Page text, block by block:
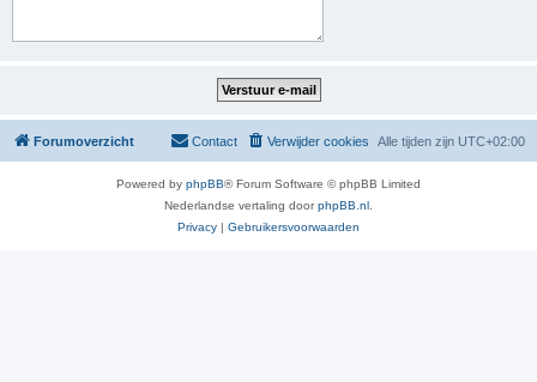
Forumoverzicht Alle tijden zijn UTC+02:00
Verwijder cookies
Contact
Powered by phpBB® Forum Software © phpBB Limited
Nederlandse vertaling doorphpBB.nl
Privacy | Gebruikersvoorwaarden